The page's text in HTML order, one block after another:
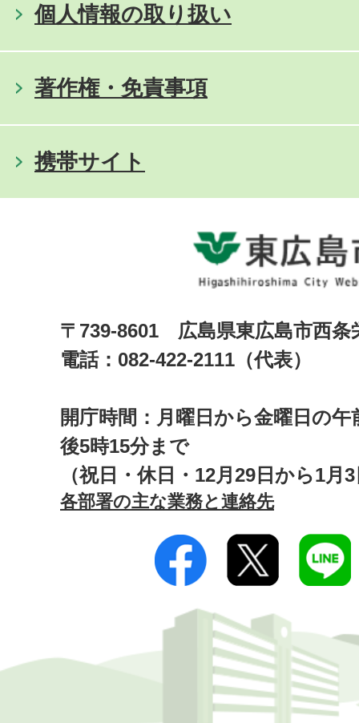
個人情報の取り扱い
著作権・免責事項
携帯サイト
〒739-8601 広島県東広島市西
電話：082-422-2111（代表）
開庁時間：月曜日から金曜日の午
後5時15分まで
（祝日・休日・12月29日から1月
各部署の主な業務と連絡先